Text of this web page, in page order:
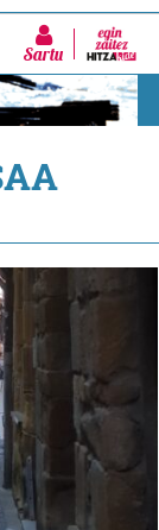
Sartu